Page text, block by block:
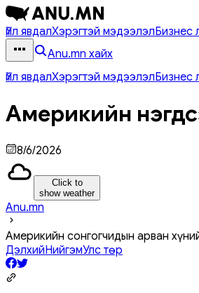
Үйл явдалХэрэгтэй мэдээлэлБизнес
Anu.mn хайх
Үйл явдалХэрэгтэй мэдээлэлБизнес
Америкийн
8/6/2026
Click to
show weather
Anu.mn
Америкийн сонгогчидын арван
ДэлхийНийгэмУлс төр